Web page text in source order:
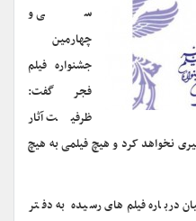
سی و
چهارمین
جشنواره فیلم
فجر گفت:
ظرفیت آثار
نخواهد کرد و هیچ فیلمی به هیچ
درباره فیلم‌های رسیده به دفتر